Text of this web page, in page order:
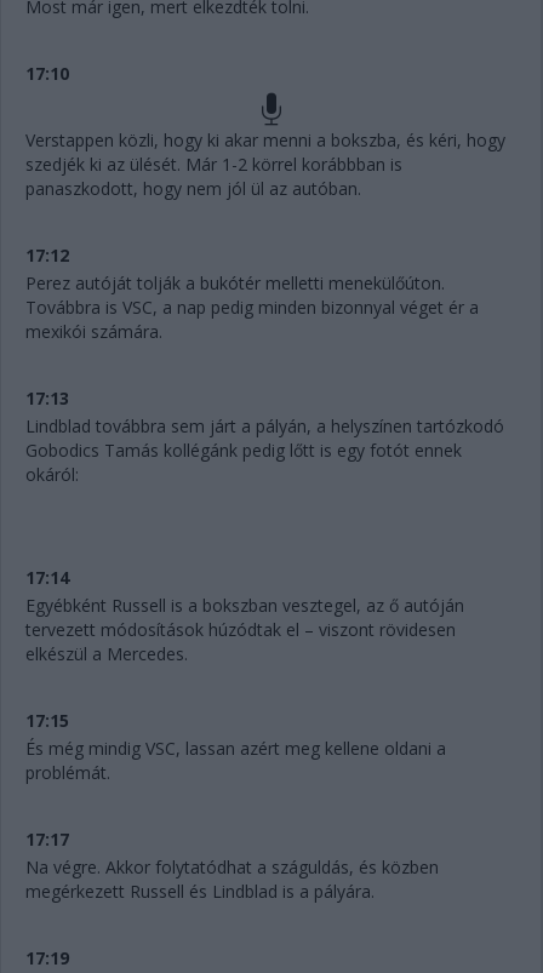
Most már igen, mert elkezdték tolni.
17:10
Verstappen közli, hogy ki akar menni a bokszba, és kéri, hogy
szedjék ki az ülését. Már 1-2 körrel korábbban is
panaszkodott, hogy nem jól ül az autóban.
17:12
Perez autóját tolják a bukótér melletti menekülőúton.
Továbbra is VSC, a nap pedig minden bizonnyal véget ér a
mexikói számára.
17:13
Lindblad továbbra sem járt a pályán, a helyszínen tartózkodó
Gobodics Tamás kollégánk pedig lőtt is egy fotót ennek
okáról:
17:14
Egyébként Russell is a bokszban vesztegel, az ő autóján
tervezett módosítások húzódtak el – viszont rövidesen
elkészül a Mercedes.
17:15
És még mindig VSC, lassan azért meg kellene oldani a
problémát.
17:17
Na végre. Akkor folytatódhat a száguldás, és közben
megérkezett Russell és Lindblad is a pályára.
17:19